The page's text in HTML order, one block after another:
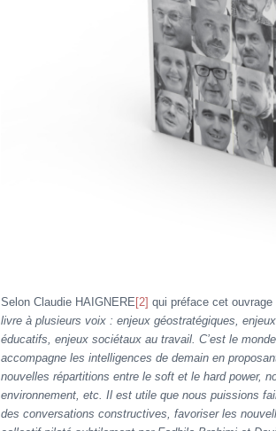
Selon Claudie HAIGNERE [2] qui préface cet ouvrage
livre à plusieurs voix : enjeux géostratégiques,
éducatifs, enjeux sociétaux au travail. C’est le
accompagne les intelligences de demain en
nouvelles répartitions entre le soft et le hard power,
environnement, etc. Il est utile que nous puissions
des conversations constructives, favoriser les